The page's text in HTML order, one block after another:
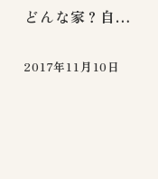
どんな家？自…
2017年11月10日